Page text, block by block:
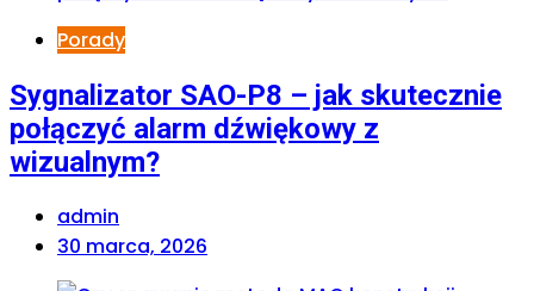
Porady
Sygnalizator SAO-P8 – jak skutecznie
połączyć alarm dźwiękowy z
wizualnym?
admin
30 marca, 2026